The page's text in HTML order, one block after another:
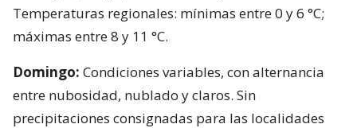
Temperaturas regionales: mínimas entre 0 y 6 °C;
máximas entre 8 y 11 °C.
Domingo: Condiciones variables, con alternancia
entre nubosidad, nublado y claros. Sin
precipitaciones consignadas para las localidades